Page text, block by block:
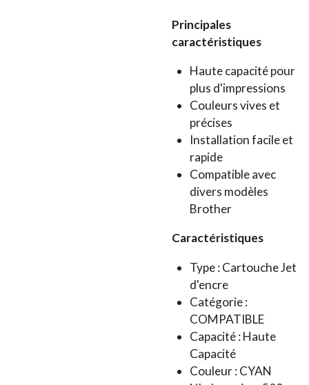
Principales
caractéristiques
Haute capacité pour
plus d'impressions
Couleurs vives et
précises
Installation facile et
rapide
Compatible avec
divers modèles
Brother
Caractéristiques
Type : Cartouche Jet
d'encre
Catégorie :
COMPATIBLE
Capacité : Haute
Capacité
Couleur : CYAN